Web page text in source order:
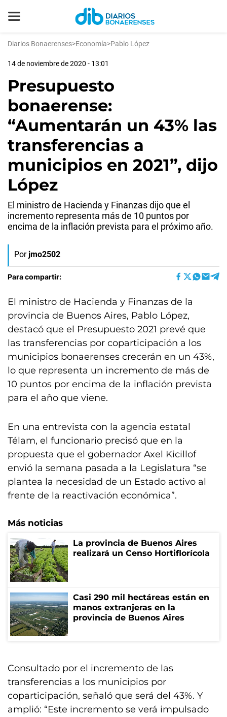
Diarios Bonaerenses>Economía>Pablo López
14 de noviembre de 2020 - 13:01
Presupuesto
bonaerense:
“Aumentarán un 43% las
transferencias a
municipios en 2021”, dijo
López
El ministro de Hacienda y Finanzas dijo que el
incremento representa más de 10 puntos por
encima de la inflación prevista para el próximo año.
Por jmo2502
Para compartir:
El ministro de Hacienda y Finanzas de la
provincia de Buenos Aires, Pablo López,
destacó que el Presupuesto 2021 prevé que
las transferencias por coparticipación a los
municipios bonaerenses crecerán en un 43%,
lo que representa un incremento de más de
10 puntos por encima de la inflación prevista
para el año que viene.
En una entrevista con la agencia estatal
Télam, el funcionario precisó que en la
propuesta que el gobernador Axel Kicillof
envió la semana pasada a la Legislatura “se
plantea la necesidad de un Estado activo al
frente de la reactivación económica”.
Más noticias
La provincia de Buenos Aires
realizará un Censo Hortiflorícola
Casi 290 mil hectáreas están en
manos extranjeras en la
provincia de Buenos Aires
Consultado por el incremento de las
transferencias a los municipios por
coparticipación, señaló que será del 43%. Y
amplió: “Este incremento se verá impulsado